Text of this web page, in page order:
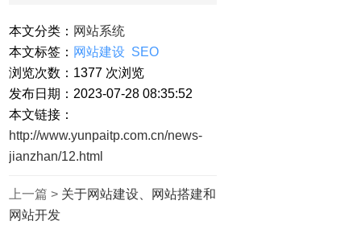
本文分类： 网站系统
本文标签： 网站建设 SEO
浏览次数： 1377 次浏览
发布日期：2023-07-28 08:35:52
本文链接：
http://www.yunpaitp.com.cn/news-
jianzhan/12.html
上一篇 > 关于网站建设、网站搭建和
网站开发